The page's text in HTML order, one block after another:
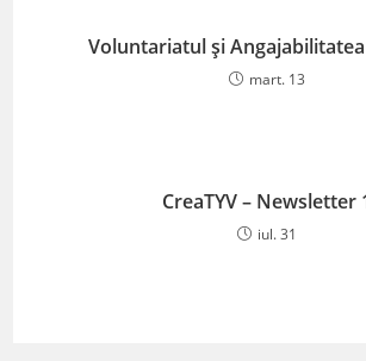
Voluntariatul și
mart. 13
CreaTYV – Newsletter
iul. 31